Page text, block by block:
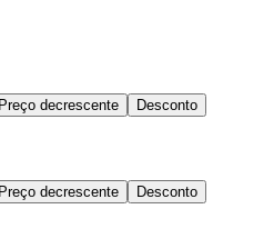
Preço decrescente Desconto
Preço decrescente Desconto